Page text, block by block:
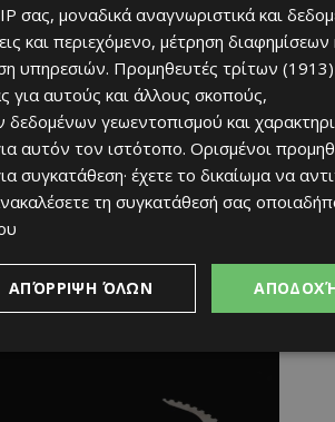
αυτοκινητόδρομο Λεμεσού –
δύο οχημάτων πριν τη
σας, μοναδικά αναγνωριστικά και
και περιεχόμενο, μέτρηση διαφημίσεων
υπηρεσιών. Προμηθευτές τρίτων (1913)
για αυτούς και άλλους σκοπούς,
γεωεντοπισμού και
αυτόν τον ιστότοπο. Ορισμένοι
συγκατάθεση· έχετε το δικαίωμα να
τη συγκατάθεσή σας
ΑΠΌΡΡΙΨΗ ΌΛΩΝ